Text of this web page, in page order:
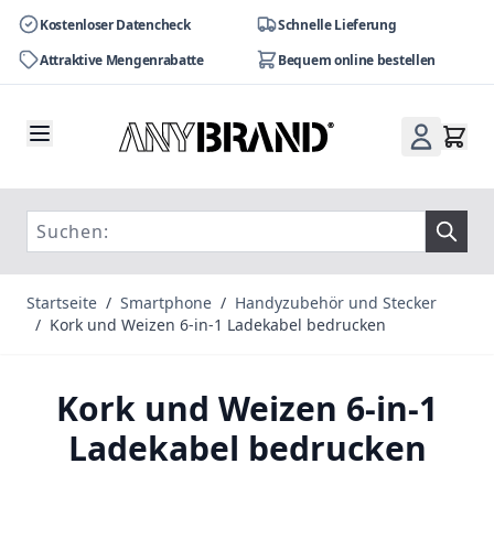
Kostenloser Datencheck
Schnelle Lieferung
Attraktive Mengenrabatte
Bequem online bestellen
Startseite / Smartphone / Handyzubehör und Stecker
/ Kork und Weizen 6-in-1 Ladekabel bedrucken
Kork und Weizen 6-in-1
Ladekabel bedrucken